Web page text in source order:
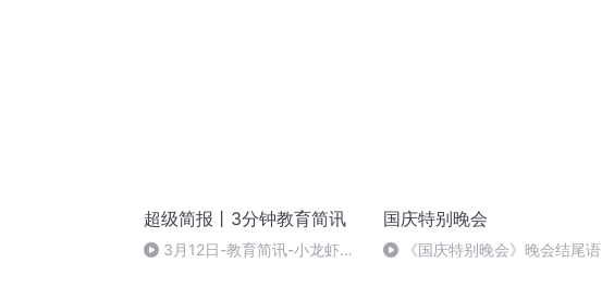
超级简报丨3分钟教育简讯
3月12日-教育简讯-小龙虾学
国庆特别晚会
《国庆特别晚会》晚会结尾语